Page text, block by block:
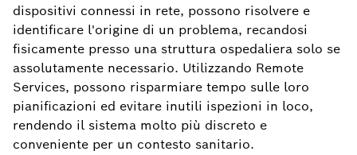
dispositivi connessi in rete, possono risolvere e
identificare l'origine di un problema, recandosi
fisicamente presso una struttura ospedaliera solo se
assolutamente necessario. Utilizzando Remote
Services, possono risparmiare tempo sulle loro
pianificazioni ed evitare inutili ispezioni in loco,
rendendo il sistema molto più discreto e
conveniente per un contesto sanitario.